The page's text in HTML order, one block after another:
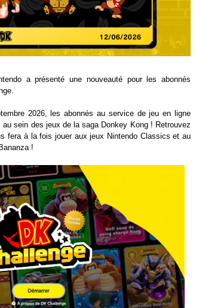
a présenté une nouveauté pour les abonnés
2026, les abonnés au service de jeu en ligne
sein des jeux de la saga Donkey Kong ! Retrouvez
fera à la fois jouer aux jeux Nintendo Classics et au
!